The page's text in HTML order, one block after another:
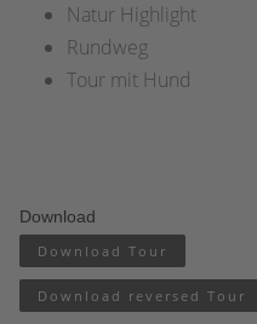
Natur Highlight
Rundweg
Tour mit Hund
Download
Download Tour
Download reversed Tour